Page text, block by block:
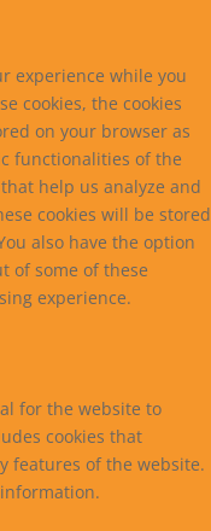
experience while you
cookies, the cookies
on your browser as
functionalities of the
help us analyze and
cookies will be stored
also have the option
of some of these
experience.
for the website to
cookies that
features of the website.